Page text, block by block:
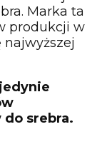
Marka ta
produkcji w
srebra.